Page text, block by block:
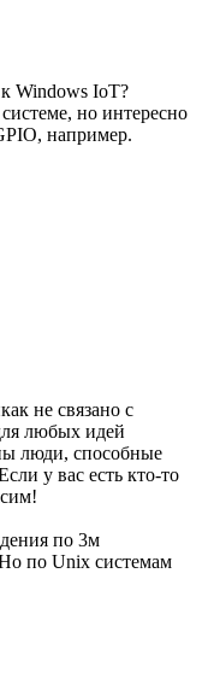
Windows IoT?
но интересно
например.
не связано с
любых идей
люди, способные
у вас есть кто-то
по 3м
по Unix системам